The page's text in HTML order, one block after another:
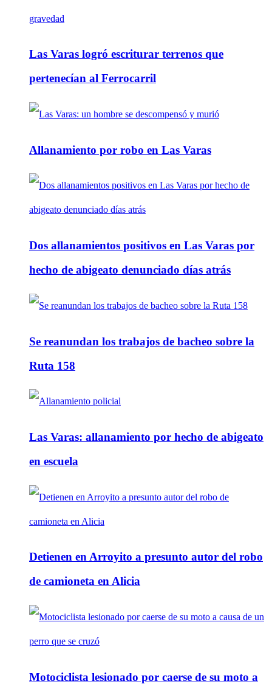
Las Varas logró escriturar terrenos que
pertenecían al Ferrocarril
Allanamiento por robo en Las Varas
Dos allanamientos positivos en Las Varas por
hecho de abigeato denunciado días atrás
Se reanundan los trabajos de bacheo sobre la
Ruta 158
Las Varas: allanamiento por hecho de abigeato
en escuela
Detienen en Arroyito a presunto autor del robo
de camioneta en Alicia
Motociclista lesionado por caerse de su moto a